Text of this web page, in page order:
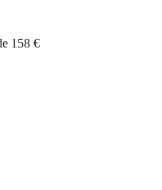
158 €